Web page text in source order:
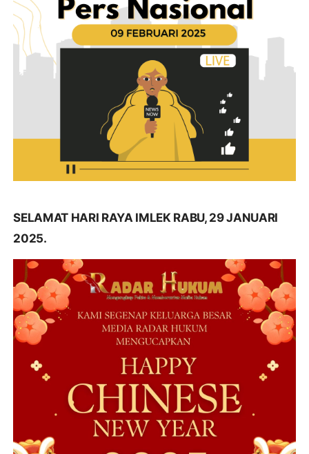
SELAMAT HARI RAYA IMLEK RABU, 29 JANUARI
2025.